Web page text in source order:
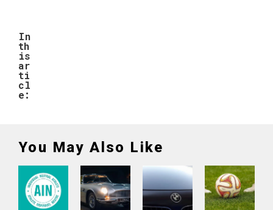
In
th
is
ar
ti
cl
e:
You May Also Like